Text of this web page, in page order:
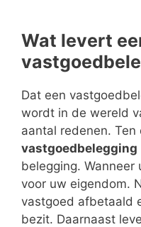
Wat levert
Dat een
wordt in de wereld
aantal redenen. Ten
vastgoedbelegging
belegging.
voor uw eigendom.
vastgoed afbetaald
bezit. Daarnaast